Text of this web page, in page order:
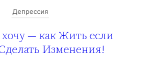
Депрессия
— как Жить если
Изменения!